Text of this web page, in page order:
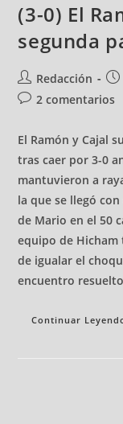
(3-0) El
segunda
Redacción
2 comentarios
El Ramón y Cajal
tras caer por 3-0
mantuvieron a
la que se llegó
de Mario en el 50
equipo de
de igualar el
encuentro
Continuar